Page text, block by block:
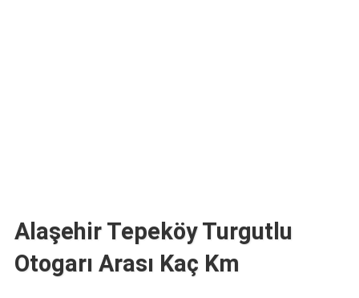
Alaşehir Tepeköy Turgutlu
Otogarı Arası Kaç Km